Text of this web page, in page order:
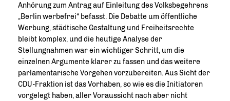
Anhörung zum Antrag auf Einleitung des Volksbegehrens
Berlin werbefrei“ befasst. Die Debatte um öffentliche
Werbung, städtische Gestaltung und Freiheitsrechte
bleibt komplex, und die heutige Analyse der
Stellungnahmen war ein wichtiger Schritt, um die
einzelnen Argumente klarer zu fassen und das weitere
parlamentarische Vorgehen vorzubereiten. Aus Sicht der
CDU-Fraktion ist das Vorhaben, so wie es die Initiatoren
vorgelegt haben, aller Voraussicht nach aber nicht